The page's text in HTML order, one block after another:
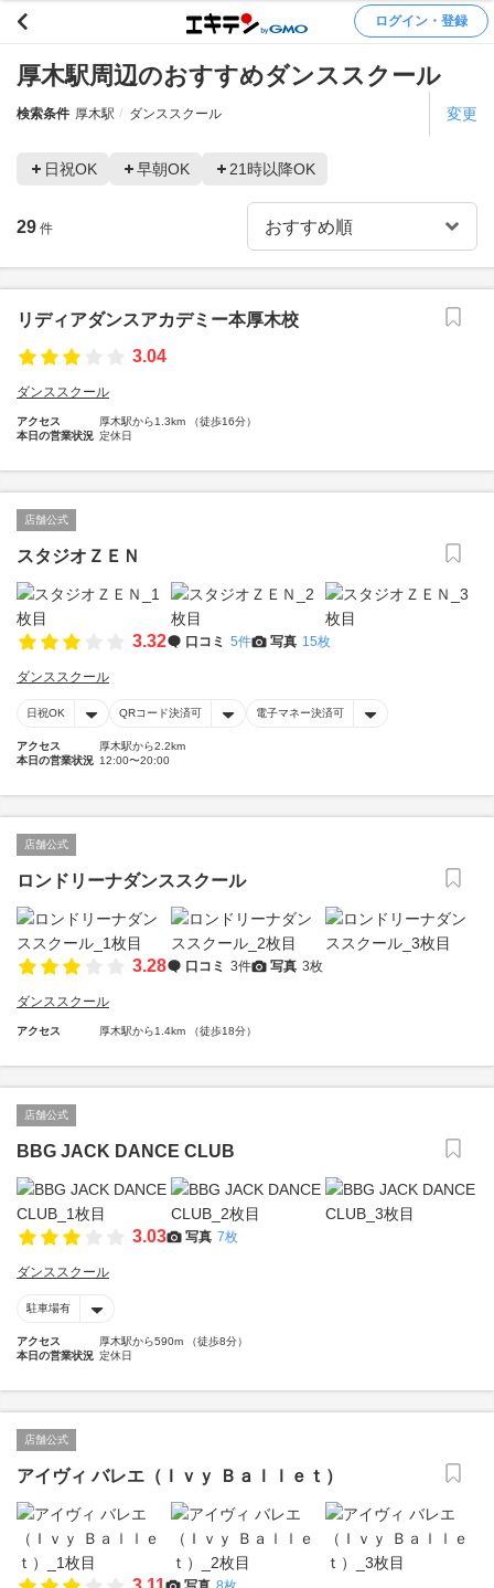
ログイン・登録
厚木駅周辺のおすすめダンススクール
検索条件 厚木駅 ダンススクール 変更
日祝OK 早朝OK 21時以降OK
29 件
リディアダンスアカデミー本厚木校
3.04
ダンススクール
アクセス
厚木駅から1.3km （徒歩16分）
本日の営業状況 定休日
店舗公式
スタジオＺＥＮ
3.32 口コミ 5件 写真 15枚
ダンススクール
日祝OK QRコード決済可 電子マネー決済可
アクセス
厚木駅から2.2km
本日の営業状況 12:00〜20:00
店舗公式
ロンドリーナダンススクール
3.28 口コミ 3件 写真 3枚
ダンススクール
アクセス 厚木駅から1.4km （徒歩18分）
店舗公式
BBG JACK DANCE CLUB
3.03 写真 7枚
ダンススクール
駐車場有
アクセス
厚木駅から590m （徒歩8分）
本日の営業状況 定休日
店舗公式
アイヴィ バレエ（Ｉｖｙ Ｂａｌｌｅｔ）